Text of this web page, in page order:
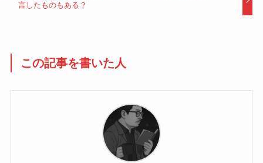
言したものもある？
この記事を書いた人